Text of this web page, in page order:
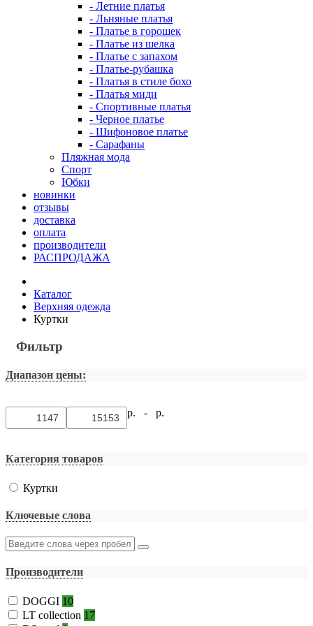
- Летние платья
- Льняные платья
- Платье в горошек
- Платье из шелка
- Платье с запахом
- Платье-рубашка
- Платья в стиле бохо
- Платья миди
- Спортивные платья
- Черное платье
- Шифоновое платье
- Сарафаны
Пляжная мода
Спорт
Юбки
новинки
отзывы
доставка
оплата
производители
РАСПРОДАЖА
Каталог
Верхняя одежда
Куртки
Фильтр
Диапазон цены:
р. - р.
Категория товаров
Куртки
Ключевые слова
Производители
DOGGI 10
LT collection 17